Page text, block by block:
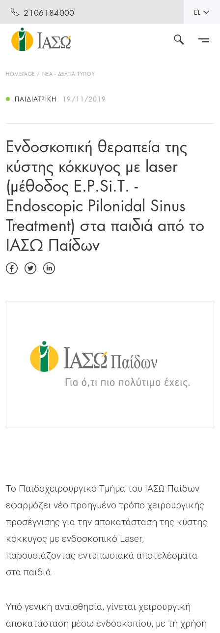
2106184000 EL
HOMEPAGE ΝΕΑ - ΔΕΛΤΙΑ ΤΥΠΟΥ
ΠΑΙΔΙΑΤΡΙΚΉ 19/11/2019
Ενδοσκοπική θεραπεία της
κύστης κόκκυγος με laser
(μέθοδος E.P.Si.T. -
Εndoscopic Pilonidal Sinus
Treatment) στα παιδιά από το
ΙΑΣΩ Παίδων
Το Παιδοχειρουργικό Τμήμα του ΙΑΣΩ Παίδων
εφαρμόζει νέο προηγμένο τρόπο χειρουργικής
προσέγγισης για την αποκατάσταση της κύστης
κόκκυγος με ενδοσκοπικό Laser,
παρουσιάζοντας εντυπωσιακά αποτελέσματα
στα παιδιά.
Υπό γενική αναισθησία, γίνεται χειρουργική
αποκατάσταση μέσω ενδοσκοπίου, με τη χρήση